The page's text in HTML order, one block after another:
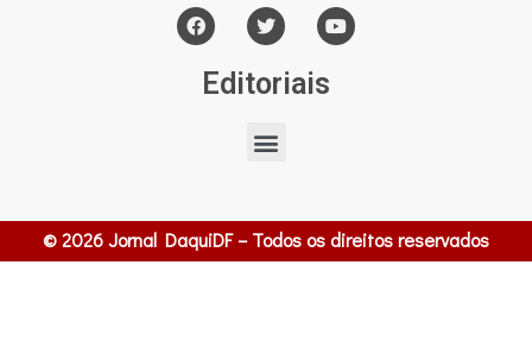
Editoriais
© 2026 Jornal DaquiDF – Todos os direitos reservados